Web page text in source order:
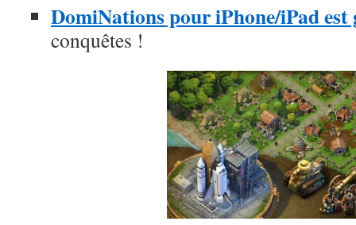
DomiNations pour iPhone/iPad
conquêtes !